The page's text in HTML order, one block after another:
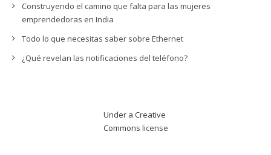
Construyendo el camino que falta para las mujeres
emprendedoras en India
Todo lo que necesitas saber sobre Ethernet
¿Qué revelan las notificaciones del teléfono?
Under a Creative
Commons license